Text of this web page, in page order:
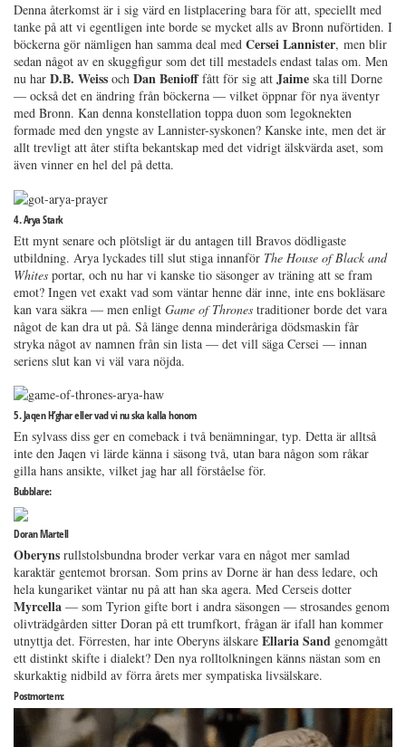
Denna återkomst är i sig värd en listplacering bara för att, speciellt med
tanke på att vi egentligen inte borde se mycket alls av Bronn nuförtiden. I
böckerna gör nämligen han samma deal med Cersei Lannister, men blir
sedan något av en skuggfigur som det till mestadels endast talas om. Men
nu har D.B. Weiss och Dan Beniofffått för sig att Jaime ska till Dorne
— också det en ändring från böckerna — vilket öppnar för nya äventyr
med Bronn. Kan denna konstellation toppa duon som legoknekten
formade med den yngste av Lannister-syskonen? Kanske inte, men det är
allt trevligt att åter stifta bekantskap med det vidrigt älskvärda aset, som
även vinner en hel del på detta.
4. Arya Stark
Ett mynt senare och plötsligt är du antagen till Bravos dödligaste
utbildning. Arya lyckades till slut stiga innanför The House of Black and
Whites portar, och nu har vi kanske tio säsonger av träning att se fram
emot? Ingen vet exakt vad som väntar henne där inne, inte ens bokläsare
kan vara säkra — men enligt Game of Thrones traditioner borde det vara
något de kan dra ut på. Så länge denna minderåriga dödsmaskin får
stryka något av namnen från sin lista — det vill säga Cersei — innan
seriens slut kan vi väl vara nöjda.
5. Jaqen H’ghar eller vad vi nu ska kalla honom
En sylvass diss ger en comeback i två benämningar, typ. Detta är alltså
inte den Jaqen vi lärde känna i säsong två, utan bara någon som råkar
gilla hans ansikte, vilket jag har all förståelse för.
Bubblare:
Doran Martell
Oberyns rullstolsbundna broder verkar vara en något mer samlad
karaktär gentemot brorsan. Som prins av Dorne är han dess ledare, och
hela kungariket väntar nu på att han ska agera. Med Cerseis dotter
Myrcella — som Tyrion gifte bort i andra säsongen — strosandes genom
olivträdgården sitter Doran på ett trumfkort, frågan är ifall han kommer
utnyttja det. Förresten, har inte Oberyns älskare Ellaria Sand genomgått
ett distinkt skifte i dialekt? Den nya rolltolkningen känns nästan som en
skurkaktig nidbild av förra årets mer sympatiska livsälskare.
Postmortem: